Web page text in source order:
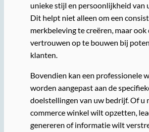
unieke stijl en persoonlijkheid van
Dit helpt niet alleen om een
merkbeleving te creëren, maar ook
vertrouwen op te bouwen bij
klanten.
Bovendien kan een professionele
worden aangepast aan de
doelstellingen van uw bedrijf. Of u
commerce winkel wilt opzetten,
genereren of informatie wilt